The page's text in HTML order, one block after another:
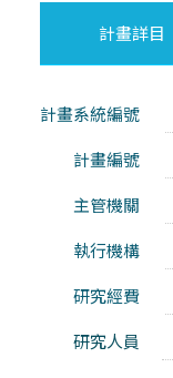
計畫詳目
計畫系統編號
計畫編號
主管機關
執行機構
研究經費
研究人員